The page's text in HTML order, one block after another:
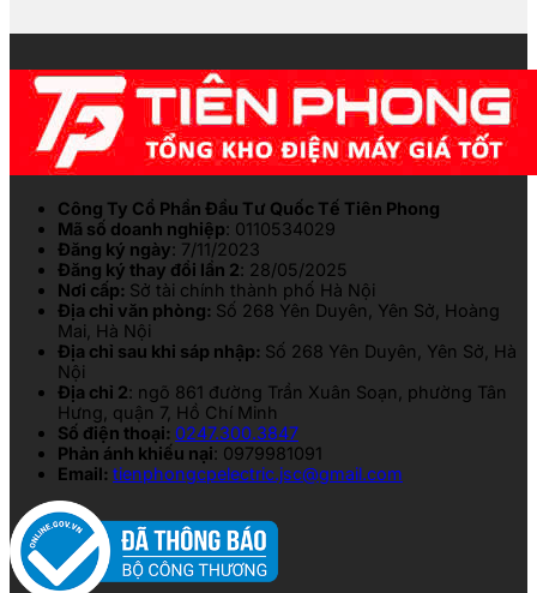
Công Ty Cổ Phần Đầu Tư Quốc Tế Tiên Phong
Mã số doanh nghiệp: 0110534029
Đăng ký ngày: 7/11/2023
Đăng ký thay đổi lần 2: 28/05/2025
Nơi cấp: Sở tài chính thành phố Hà Nội
Địa chỉ văn phòng: Số 268 Yên Duyên, Yên Sở, Hoàng
Mai, Hà Nội
Địa chỉ sau khi sáp nhập: Số 268 Yên Duyên, Yên Sở, Hà
Nội
Địa chỉ 2: ngõ 861 đường Trần Xuân Soạn, phường Tân
Hưng, quận 7, Hồ Chí Minh
Số điện thoại: 0247.300.3847
Phản ánh khiếu nại: 0979981091
Email: tienphongcpelectric.jsc@gmail.com